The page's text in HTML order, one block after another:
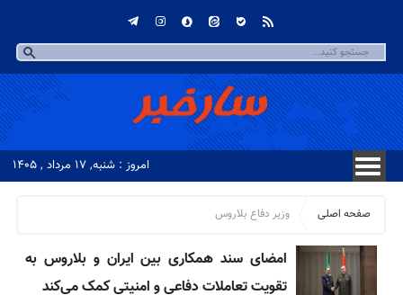
امروز : شنبه, ۱۷ مرداد , ۱۴۰۵
صفحه اصلی وزیر دفاع بلاروس
امضای سند همکاری بین ایران و بلاروس به
تقویت تعاملات دفاعی و امنیتی کمک می‌کند